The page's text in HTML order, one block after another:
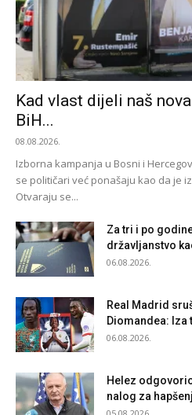
Kad vlast dijeli naš
BiH...
08.08.2026.
Izborna kampanja u Bosni i
se političari već ponašaju kao da je
Otvaraju se...
Za tri i po
državljanstvo
06.08.2026.
Real Madrid
Diomandea:
06.08.2026.
Helez
nalog za